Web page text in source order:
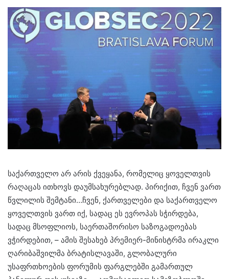
საქართველო არ არის ქვეყანა, რომელიც ყოველთვის
რაღაცას ითხოვს დაუმსახურებლად. პირიქით, ჩვენ ვართ
წვლილის შემტანი…ჩვენ, ქართველები და საქართველო
ყოველთვის ვართ იქ, სადაც ეს ევროპას სჭირდება,
სადაც მსოფლიოს, საერთაშორისო საზოგადოებას
ვჭირდებით, – ამის შესახებ პრემიერ-მინისტრმა ირაკლი
ღარიბაშვილმა ბრატისლავაში, გლობალური
უსაფრთხოების ფორუმის ფარგლებში გამართულ